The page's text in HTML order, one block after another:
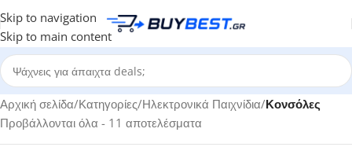
Skip to navigation
Skip to main content
Αρχική σελίδα/Κατηγορίες/Ηλεκτρονικά Παιχνίδια/Κονσόλες
Προβάλλονται όλα - 11 αποτελέσματα